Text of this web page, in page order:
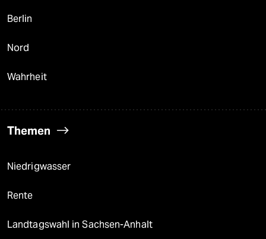
Berlin
Nord
Wahrheit
Themen
Niedrigwasser
Rente
Landtagswahl in Sachsen-Anhalt